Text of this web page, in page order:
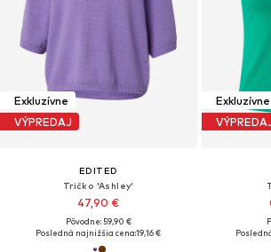
Exkluzívne
VÝPREDAJ
EDITED
Tričko 'Ashley'
47,90 €
Pôvodne: 59,90 €
Posledná najnižšia cena:19,16 €
Exkluzívne